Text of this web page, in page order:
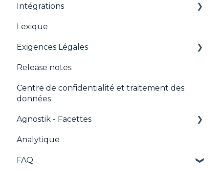
Intégrations
Migration de la console
IAB GPP Framework
TCFv2 Présentation
Guides de Migration
TCF v2.2
CMP
ACM (Advance Compliance Monitoring)
Intégrations
AB testing
Paywalls
CMS
Analytics
Lexique
Exigences Légales
Didomi SDK compliance
Release notes
Centre de confidentialité et traitement des
données
Agnostik - Facettes
Trackers
Analytique
FAQ